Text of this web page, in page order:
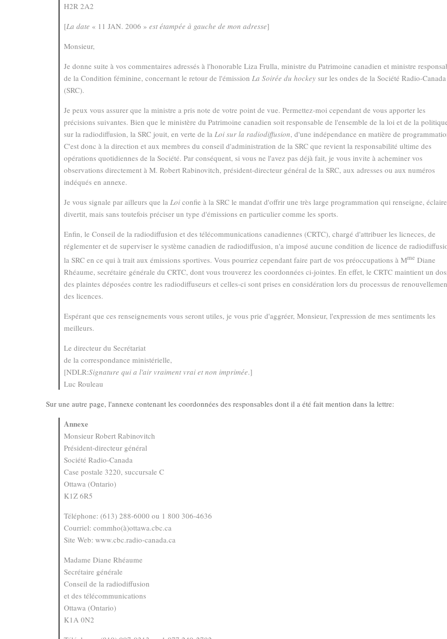
H2R 2A2
[La date « 11 JAN. 2006 »est étampée à gauche de mon adresse]
Monsieur,
Je donne suite à vos commentaires adressés à l'honorable Liza Frulla, ministre du Patrimoine canadien et ministre
de la Condition féminine, concernant le retour de l'émission La Soirée du hockey sur les ondes de la Société Radio-Canada
(SRC).
Je peux vous assurer que la ministre a pris note de votre point de vue. Permettez-moi cependant de vous apporter les
précisions suivantes. Bien que le ministère du Patrimoine canadien soit responsable de l'ensemble de la loi et de la
sur la radiodiffusion, la SRC jouit, en verte de la Loi sur la radiodiffusion, d'une indépendance en matière de
C'est donc à la direction et aux membres du conseil d'administration de la SRC que revient la responsabilité ultime des
opérations quotidiennes de la Société. Par conséquent, si vous ne l'avez pas déjà fait, je vous invite à acheminer vos
observations directement à M. Robert Rabinovitch, président-directeur général de la SRC, aux adresses ou aux numéros
indéqués en annexe.
Je vous signale par ailleurs que la Loi confie à la SRC le mandat d'offrir une très large programmation qui renseigne,
divertit, mais sans toutefois préciser un type d'émissions en particulier comme les sports.
Enfin, le Conseil de la radiodiffusion et des télécommunications canadiennes (CRTC), chargé d'attribuer les licneces, de
réglementer et de superviser le système canadien de radiodiffusion, n'a imposé aucune condition de licence de
la SRC en ce qui à trait aux émissions sportives. Vous pourriez cependant faire part de vos préoccupations à Mme Diane
Rhéaume, secrétaire générale du CRTC, dont vous trouverez les coordonnées ci-jointes. En effet, le CRTC maintient un
des plaintes déposées contre les radiodiffuseurs et celles-ci sont prises en considération lors du processus de
des licences.
Espérant que ces renseignements vous seront utiles, je vous prie d'aggréer, Monsieur, l'expression de mes sentiments les
meilleurs.
Le directeur du Secrétariat
de la correspondance ministérielle,
[NDLR:Signature qui a l'air vraiment vrai et non imprimée.]
Luc Rouleau
Sur une autre page, l'annexe contenant les coordonnées des responsables dont il a été fait mention dans la lettre:
Annexe
Monsieur Robert Rabinovitch
Président-directeur général
Société Radio-Canada
Case postale 3220, succursale C
Ottawa (Ontario)
K1Z 6R5
Téléphone: (613) 288-6000 ou 1 800 306-4636
Courriel: commho(à)ottawa.cbc.ca
Site Web: www.cbc.radio-canada.ca
Madame Diane Rhéaume
Secrétaire générale
Conseil de la radiodiffusion
et des télécommunications
Ottawa (Ontario)
K1A 0N2